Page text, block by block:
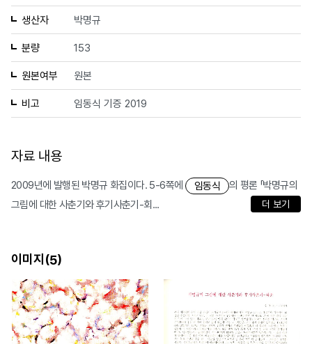
생산자 박명규
분량 153
원본여부 원본
비고 임동식 기증 2019
자료 내용
2009년에 발행된 박명규 화집이다. 5-6쪽에 임동식
의 평론 「박명규의
그림에 대한 사춘기와 후기사춘기-회...
더 보기
이미지(5)